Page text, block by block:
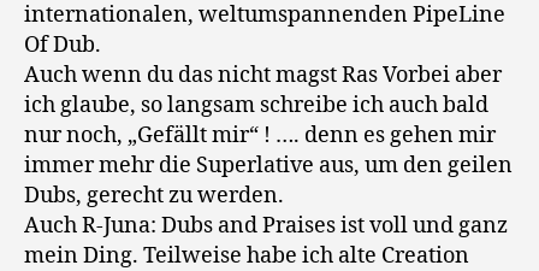
internationalen, weltumspannenden PipeLine
Of Dub.
Auch wenn du das nicht magst Ras Vorbei aber
ich glaube, so langsam schreibe ich auch bald
nur noch, „Gefällt mir“ ! …. denn es gehen mir
immer mehr die Superlative aus, um den geilen
Dubs, gerecht zu werden.
Auch R-Juna: Dubs and Praises ist voll und ganz
mein Ding. Teilweise habe ich alte Creation